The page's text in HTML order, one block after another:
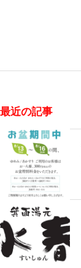
最近の記事